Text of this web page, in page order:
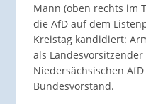
Mann (oben rechts im
die AfD auf dem
Kreistag kandidiert:
als
Niedersächsischen
Bundesvorstand.